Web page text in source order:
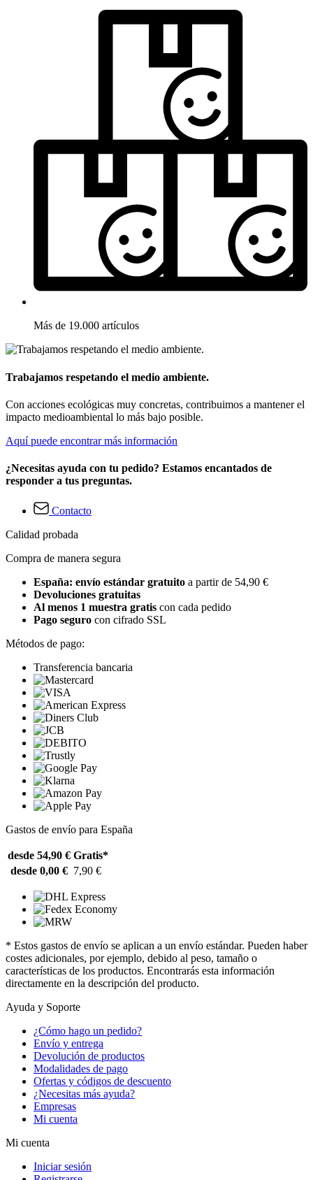
Más de 19.000 artículos
Trabajamos respetando el medio ambiente.
Con acciones ecológicas muy concretas, contribuimos a mantener el
impacto medioambiental lo más bajo posible.
Aquí puede encontrar más información
¿Necesitas ayuda con tu pedido? Estamos encantados de
responder a tus preguntas.
Contacto
Calidad probada
Compra de manera segura
España: envío estándar gratuito a partir de 54,90 €
Devoluciones gratuitas
Al menos 1 muestra gratis con cada pedido
Pago seguro con cifrado SSL
Métodos de pago:
Transferencia bancaria
Gastos de envío para España
desde 54,90 € Gratis*
desde 0,00 € 7,90 €
* Estos gastos de envío se aplican a un envío estándar. Pueden haber
costes adicionales, por ejemplo, debido al peso, tamaño o
características de los productos. Encontrarás esta información
directamente en la descripción del producto.
Ayuda y Soporte
¿Cómo hago un pedido?
Envío y entrega
Devolución de productos
Modalidades de pago
Ofertas y códigos de descuento
¿Necesitas más ayuda?
Empresas
Mi cuenta
Mi cuenta
Iniciar sesión